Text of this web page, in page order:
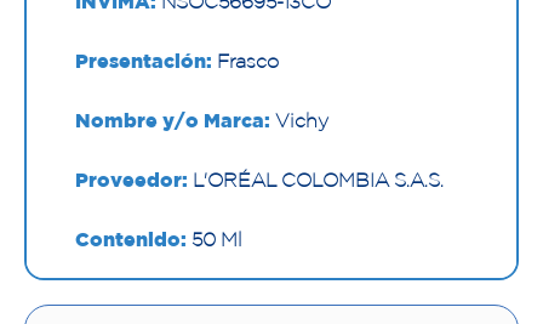
Presentación: Frasco
Nombre y/o Marca: Vichy
Proveedor: L'ORÉAL COLOMBIA S.A.S.
Contenido: 50 Ml